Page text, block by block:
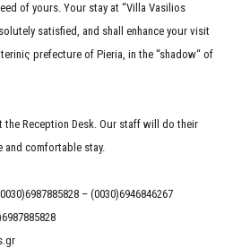
of yours. Your stay at “Villa Vasilios
satisfied, and shall enhance your visit
prefecture of Pieria, in the “shadow“ of
Reception Desk. Our staff will do their
and comfortable stay.
– (0030)6946846267